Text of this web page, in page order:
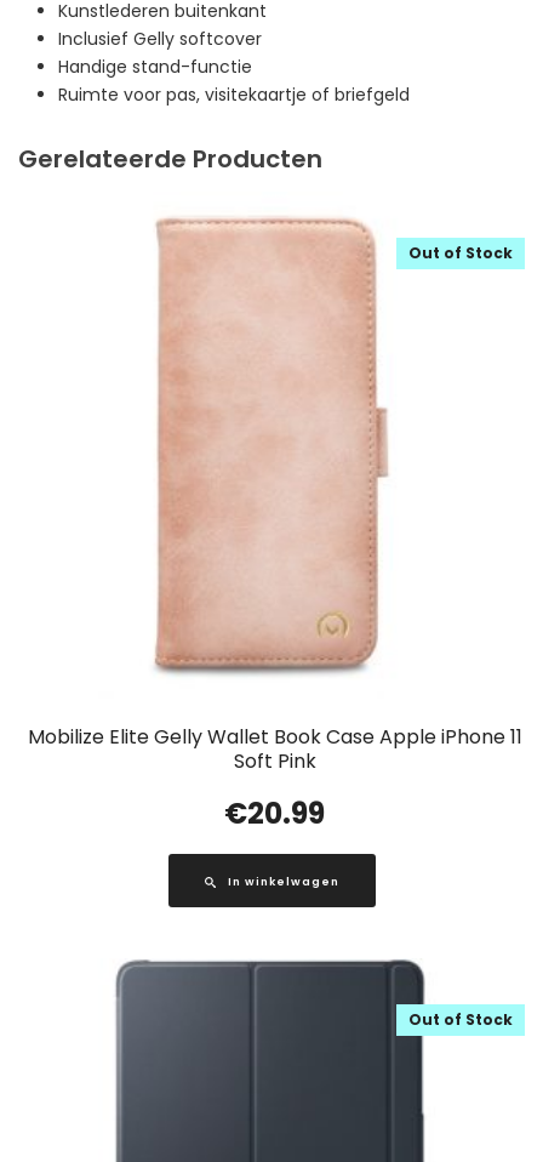
Kunstlederen buitenkant
Inclusief Gelly softcover
Handige stand-functie
Ruimte voor pas, visitekaartje of briefgeld
Gerelateerde Producten
Mobilize Elite Gelly Wallet Book Case Apple iPhone 11
Soft Pink
Out of Stock
€20.99
In winkelwagen
Out of Stock